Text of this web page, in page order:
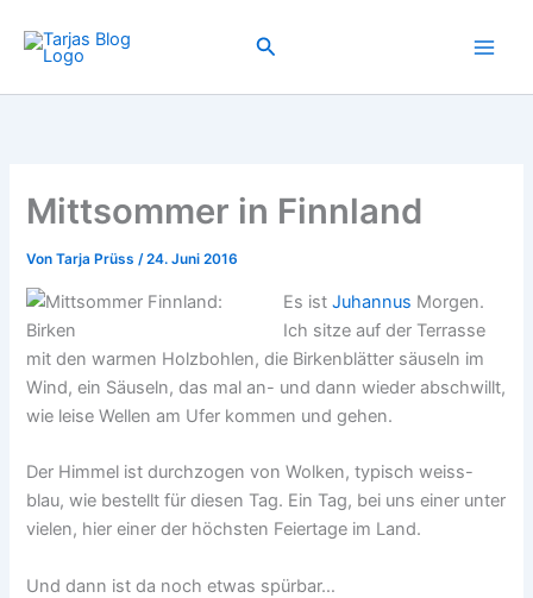
Inhalt
springen
Suchen
Mittsommer in Finnland
VonTarja Prüss/24. Juni 2016
Es istJuhannus Morgen.
Ich sitze auf der Terrasse
mit den warmen Holzbohlen, die Birkenblätter säuseln im
Wind, ein Säuseln, das mal an- und dann wieder abschwillt,
wie leise Wellen am Ufer kommen und gehen.
Der Himmel ist durchzogen von Wolken, typisch weiss-
blau, wie bestellt für diesen Tag. Ein Tag, bei uns einer unter
vielen, hier einer der höchsten Feiertage im Land.
Und dann ist da noch etwas spürbar…